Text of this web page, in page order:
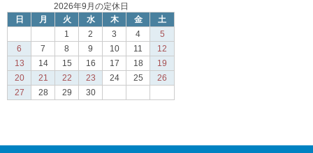
2026年9月の定休日
日
月 火 水 木 金
土
1
2 3 4
5
6
7 8 9 10 11
12
13
14 15 16 17 18
19
20
21 22 23 24 25
26
27
28 29 30